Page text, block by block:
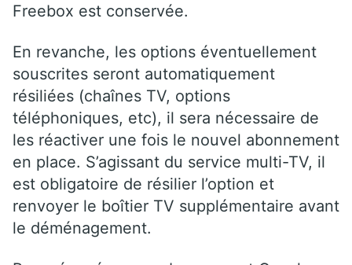
Freebox est conservée.
En revanche, les options éventuellement
souscrites seront automatiquement
résiliées (chaînes TV, options
téléphoniques, etc), il sera nécessaire de
les réactiver une fois le nouvel abonnement
en place. S’agissant du service multi-TV, il
est obligatoire de résilier l’option et
renvoyer le boîtier TV supplémentaire avant
le déménagement.